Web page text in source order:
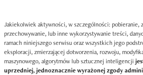
Jakiekolwiek aktywności, w szczególności: pobieranie,
przechowywanie, lub inne wykorzystywanie treści,
ramach niniejszego serwisu oraz wszystkich jego
eksploracji, zmierzającej dotworzenia, rozwoju,
maszynowego, algorytmów lub sztucznej inteligencji
uprzedniej, jednoznacznie wyrażonej zgody